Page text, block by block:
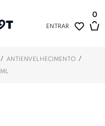
ENTRAR
0
/ ANTIENVELHECIMENTO /